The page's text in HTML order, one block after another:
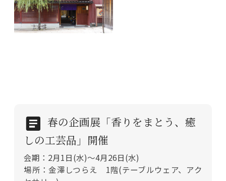
春の企画展「香りをまとう、癒
しの工芸品」開催
会期：2月1日(水)～4月26日(水)
場所：金澤しつらえ 1階(テーブルウェア、アク